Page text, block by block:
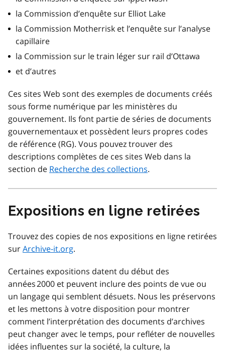
la Commission d’enquête sur Elliot Lake
la Commission Motherrisk et l’enquête sur l’analyse
capillaire
la Commission sur le train léger sur rail d’Ottawa
et d’autres
Ces sites Web sont des exemples de documents créés
sous forme numérique par les ministères du
gouvernement. Ils font partie de séries de documents
gouvernementaux et possèdent leurs propres codes
de référence (RG). Vous pouvez trouver des
descriptions complètes de ces sites Web dans la
section de Recherche des collections.
Expositions en ligne retirées
Trouvez des copies de nos expositions en ligne retirées
surArchive-it.org.
Certaines expositions datent du début des
années 2000 et peuvent inclure des points de vue ou
un langage qui semblent désuets. Nous les préservons
et les mettons à votre disposition pour montrer
comment l’interprétation des documents d’archives
peut changer avec le temps, pour refléter de nouvelles
idées influentes sur la société, la culture, la